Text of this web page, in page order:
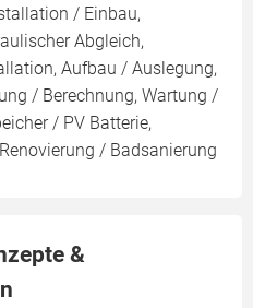
/ Einbau,
Abgleich,
Aufbau / Auslegung,
/ Berechnung, Wartung /
/ PV Batterie,
/ Badsanierung
&